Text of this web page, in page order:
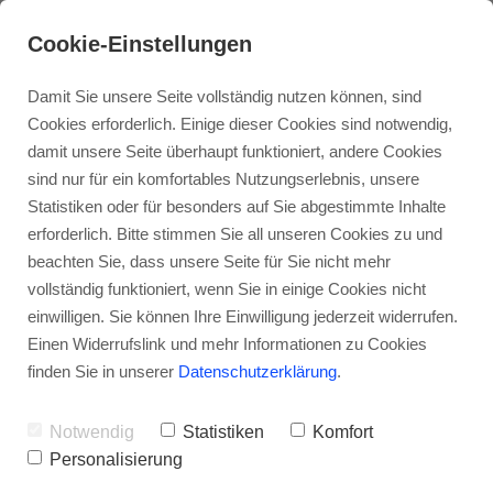
Impressum
Angaben gemäß § 5 TMG
Autohaus Latsch GmbH Industriestraße
457548 Kirchen
Handelsregister: HRB 3123Registergericht:
Amtsgericht Montabaur
Cookie-Einstellungen
Damit Sie unsere Seite vollständig nutzen können, sind
Cookies erforderlich. Einige dieser Cookies sind notwendig,
damit unsere Seite überhaupt funktioniert, andere Cookies
sind nur für ein komfortables Nutzungserlebnis, unsere
Statistiken oder für besonders auf Sie abgestimmte Inhalte
erforderlich. Bitte stimmen Sie all unseren Cookies zu und
beachten Sie, dass unsere Seite für Sie nicht mehr
vollständig funktioniert, wenn Sie in einige Cookies nicht
einwilligen. Sie können Ihre Einwilligung jederzeit widerrufen.
Einen Widerrufslink und mehr Informationen zu Cookies
finden Sie in unserer Datenschutzerklärung.
Notwendig Statistiken
Komfort
Personalisierung